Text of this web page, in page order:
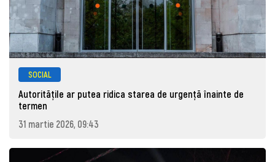
SOCIAL
Autoritățile ar putea ridica starea de urgență înainte de
termen
31 martie 2026, 09:43